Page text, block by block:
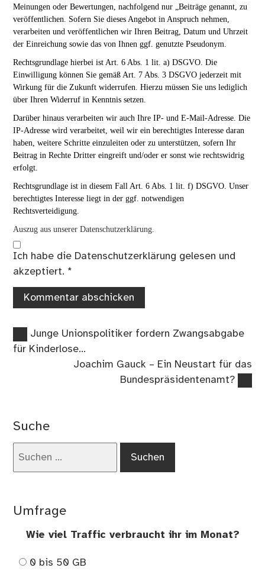
Meinungen oder Bewertungen, nachfolgend nur „Beiträge genannt, zu
veröffentlichen. Sofern Sie dieses Angebot in Anspruch nehmen,
verarbeiten und veröffentlichen wir Ihren Beitrag, Datum und Uhrzeit
der Einreichung sowie das von Ihnen ggf. genutzte Pseudonym.
Rechtsgrundlage hierbei ist Art. 6 Abs. 1 lit. a) DSGVO. Die
Einwilligung können Sie gemäß Art. 7 Abs. 3 DSGVO jederzeit mit
Wirkung für die Zukunft widerrufen. Hierzu müssen Sie uns lediglich
über Ihren Widerruf in Kenntnis setzen.
Darüber hinaus verarbeiten wir auch Ihre IP- und E-Mail-Adresse. Die
IP-Adresse wird verarbeitet, weil wir ein berechtigtes Interesse daran
haben, weitere Schritte einzuleiten oder zu unterstützen, sofern Ihr
Beitrag in Rechte Dritter eingreift und/oder er sonst wie rechtswidrig
erfolgt.
Rechtsgrundlage ist in diesem Fall Art. 6 Abs. 1 lit. f) DSGVO. Unser
berechtigtes Interesse liegt in der ggf. notwendigen
Rechtsverteidigung.
Auszug aus unserer Datenschutzerklärung.
Ich habe die Datenschutzerklärung gelesen und
akzeptiert. *
Beitragsnavigation
Vorheriger
Beitrag:
Junge Unionspolitiker fordern Zwangsabgabe
für Kinderlose…
Nächster
Joachim Gauck – Ein Neustart für das
Bundespräsidentenamt?
Suche
Umfrage
Wie viel Traffic verbraucht ihr im Monat?
0 bis 50 GB